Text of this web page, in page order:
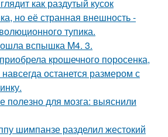
как раздутый кусок
но её странная внешность -
тупика.
вспышка M4. 3.
крошечного поросенка,
останется размером с
полезно для мозга: выяснили
шимпанзе разделил жестокий